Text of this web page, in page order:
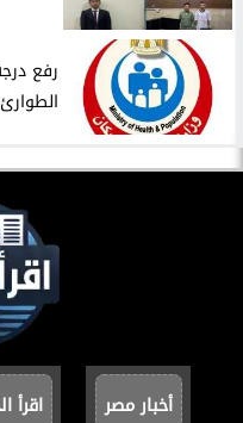
​رفع
الطوارئ
أخبار مصر اقرأ